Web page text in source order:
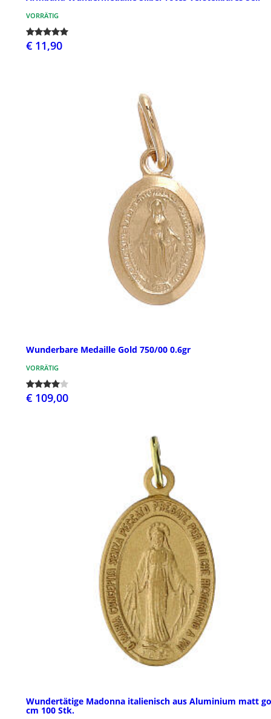
VORRÄTIG
€ 11,90
Wunderbare Medaille Gold 750/00 0.6gr
VORRÄTIG
€ 109,00
Wundertätige Madonna italienisch aus Aluminium matt
cm 100 Stk.